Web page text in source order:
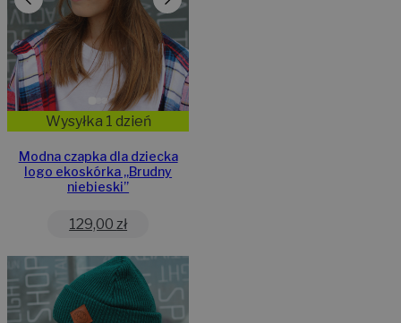
Wysyłka 1 dzień
Modna czapka dla dziecka
logo ekoskórka „Brudny
niebieski”
129,00 zł